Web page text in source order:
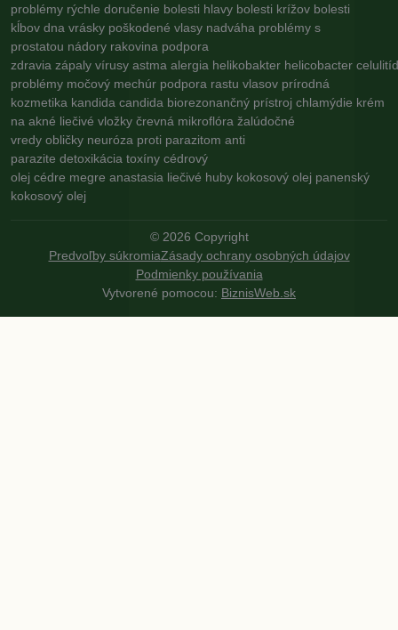
problémy rýchle doručenie bolesti hlavy bolesti krížov bolesti
kĺbov dna vrásky poškodené vlasy nadváha problémy s
prostatou nádory rakovina podpora
zdravia zápaly vírusy astma alergia helikobakter helicobacter
problémy močový mechúr podpora rastu vlasov prírodná
kozmetika kandida candida biorezonančný prístroj chlamýdie krém
na akné liečivé vložky črevná mikroflóra žalúdočné
vredy obličky neuróza proti parazitom anti
parazite detoxikácia toxíny cédrový
olej cédre megre anastasia liečivé huby kokosový olej panenský
kokosový olej
© 2026 Copyright
Predvoľby súkromiaZásady ochrany osobných údajov
Podmienky používania
Vytvorené pomocou: BiznisWeb.sk